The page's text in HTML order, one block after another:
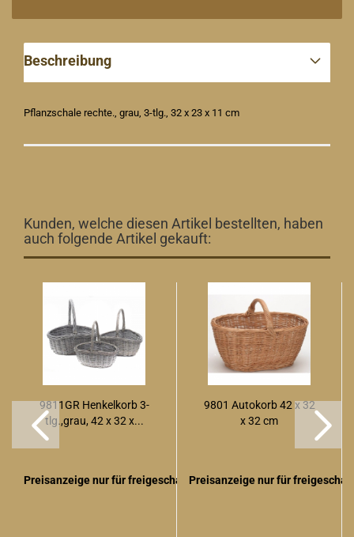
Beschreibung
Pflanzschale rechte., grau, 3-tlg., 32 x 23 x 11 cm
Kunden, welche diesen Artikel bestellten, haben
auch folgende Artikel gekauft:
9811GR Henkelkorb 3-
tlg.,grau, 42 x 32 x...
Preisanzeige nur für freigeschaltete Kunden
9801 Autokorb 42 x 32
x 32 cm
Preisanzeige nur für